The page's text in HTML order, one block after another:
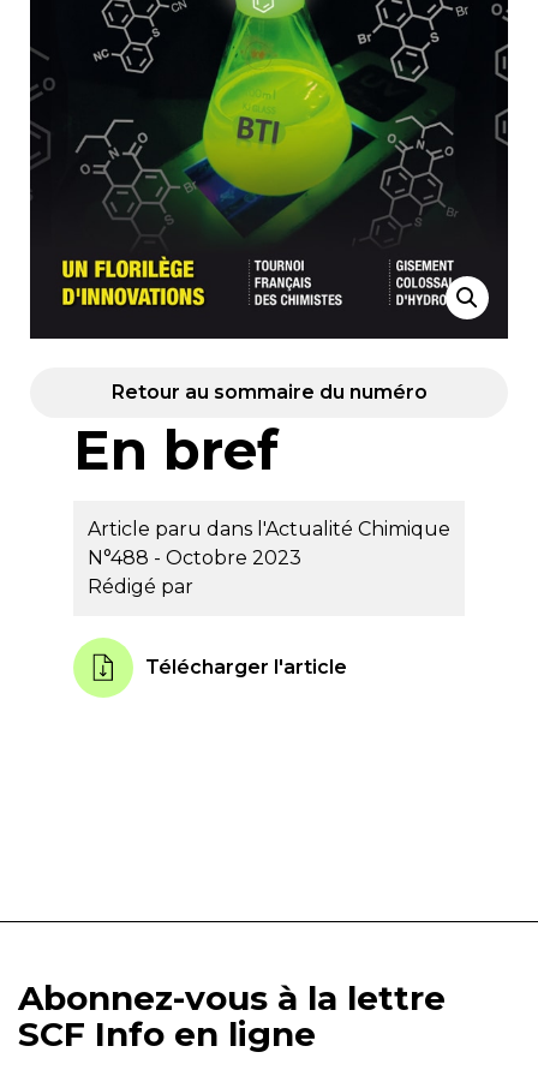
Retour au sommaire du numéro
En bref
Article paru dans l'Actualité Chimique
N°488 - Octobre 2023
Rédigé par
Télécharger l'article
Abonnez-vous à la lettre
SCF Info en ligne